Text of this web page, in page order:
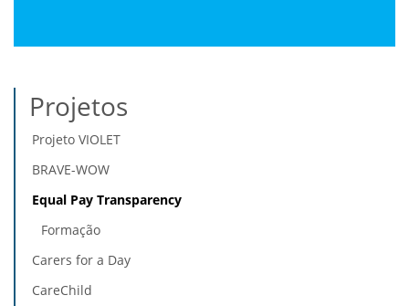
Projetos
Projeto VIOLET
BRAVE-WOW
Equal Pay Transparency
Formação
Carers for a Day
CareChild